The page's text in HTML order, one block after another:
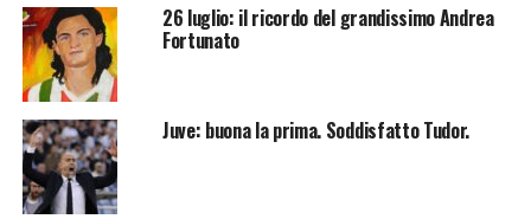
26 luglio: il ricordo del grandissimo Andrea
Fortunato
Juve: buona la prima. Soddisfatto Tudor.